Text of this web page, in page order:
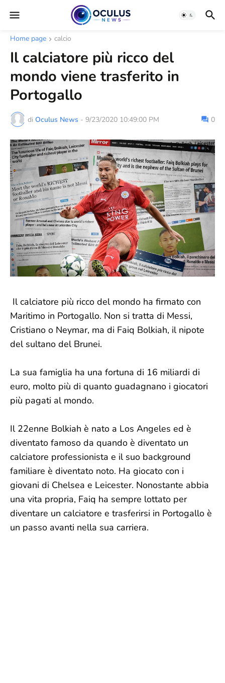
Home page calcio
Il calciatore più ricco del
mondo viene trasferito in
Portogallo
di Oculus News - 9/23/2020 10:49:00 PM 0
Il calciatore più ricco del mondo ha firmato con
Maritimo in Portogallo. Non si tratta di Messi,
Cristiano o Neymar, ma di Faiq Bolkiah, il nipote
del sultano del Brunei.
La sua famiglia ha una fortuna di 16 miliardi di
euro, molto più di quanto guadagnano i giocatori
più pagati al mondo.
Il 22enne Bolkiah è nato a Los Angeles ed è
diventato famoso da quando è diventato un
calciatore professionista e il suo background
familiare è diventato noto. Ha giocato con i
giovani di Chelsea e Leicester. Nonostante abbia
una vita propria, Faiq ha sempre lottato per
diventare un calciatore e trasferirsi in Portogallo è
un passo avanti nella sua carriera.